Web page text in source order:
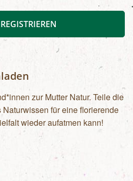
zur Mutter Natur. Teile die
für eine florierende
wieder aufatmen kann!